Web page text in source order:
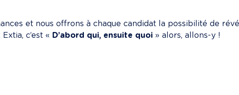
et nous offrons à chaque candidat la possibilité de
c’est « D’abord qui, ensuite quoi » alors, allons-y !